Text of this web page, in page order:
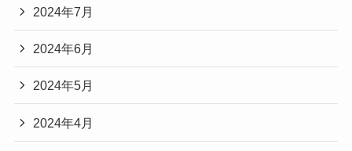
2024年7月
2024年6月
2024年5月
2024年4月